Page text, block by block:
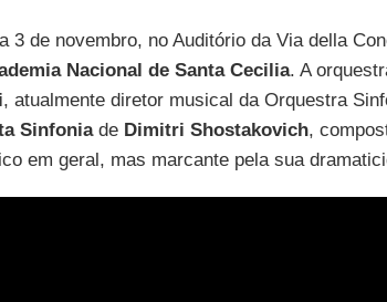
3 de novembro, no Auditório da Via della
Nacional de Santa Cecilia. A
, atualmente diretor musical da Orquestra
Sinfoniade Dimitri Shostakovich,
em geral, mas marcante pela sua